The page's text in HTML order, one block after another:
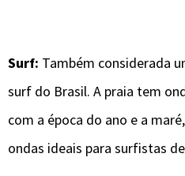
Surf: Também considerada
surf do Brasil. A praia tem
com a época do ano e a
ondas ideais para surfistas